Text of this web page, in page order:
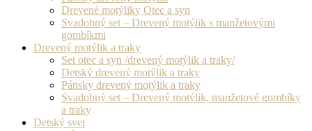
Drevené motýliky Otec a syn
Svadobný set – Drevený motýlik s manžetovými
gombíkmi
Drevený motýlik a traky
Set otec a syn /drevený motýlik a traky/
Detský drevený motýlik a traky
Pánsky drevený motýlik a traky
Svadobný set – Drevený motýlik, manžetové gombíky
a traky
Detský svet